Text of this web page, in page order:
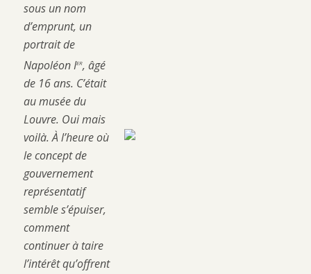
sous un nom
d’emprunt, un
portrait de
Napoléon Ier, âgé
de 16 ans. C’était
au musée du
Louvre. Oui mais
voilà. À l’heure où
le concept de
gouvernement
représentatif
semble s’épuiser,
comment
continuer à taire
l’intérêt qu’offrent